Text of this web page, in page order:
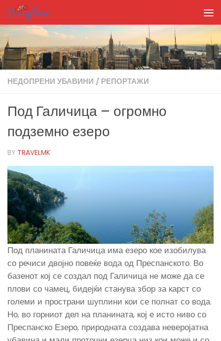
Skip to content
НЕДОПРЕНИ УБАВИНИ / РЕПОРТАЖИ
Под Галичица – огромно
подземно езеро
BY TRAVELMK
Под планината Галичица има езеро кое изобилува
со речиси двојно повеќе вода од Преспанското. Во
базенот кој се создал под Галичица не може да се
плови со чамец, бидејќи станува збор за карст со
големи и пространи шуплини кои се полнат со вода.
Но, во горниот дел на планината, кој е исто ниво со
Преспанско Езеро, природната создава неверојатна